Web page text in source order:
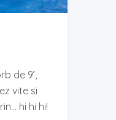
de 9’,
vite si
hi hi hi!